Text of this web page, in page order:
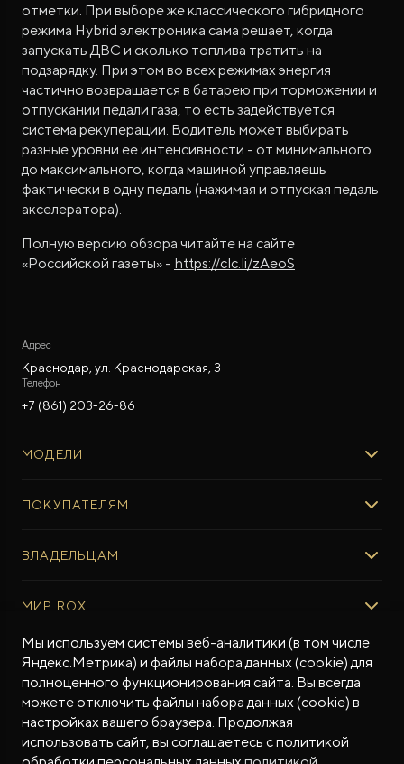
отметки. При выборе же классического гибридного
режима Hybrid электроника сама решает, когда
запускать ДВС и сколько топлива тратить на
подзарядку. При этом во всех режимах энергия
частично возвращается в батарею при торможении и
отпускании педали газа, то есть задействуется
система рекуперации. Водитель может выбирать
разные уровни ее интенсивности - от минимального
до максимального, когда машиной управляешь
фактически в одну педаль (нажимая и отпуская педаль
акселератора).
Полную версию обзора читайте на сайте
«Российской газеты» - https://clc.li/zAeoS
Адрес
Краснодар, ул. Краснодарская, 3
Телефон
+7 (861) 203-26-86
МОДЕЛИ
ROX ADAMAS
ПОКУПАТЕЛЯМ
Авто в наличии
Тест-драйв
Специальные предложения
ФИНАНСЫ И УСЛУГИ
Финансовые программы
Рассчитать кредит
Трейд-ин
Калькулятор трейд-ин
ВЛАДЕЛЬЦАМ
Сервис ROX
Регламент ТО
Программное обеспечение
ПОДДЕРЖКА
Гарантия производителя
Контракт гарантийной поддержки
Помощь на дорогах
МИР ROX
О БРЕНДЕ
Бренд ROX
Дизайн Pininfarina
СМИ о нас
МЫ В СОЦСЕТЯХ
Мы используем системы веб-аналитики (в том числе
Яндекс.Метрика) и файлы набора данных (cookie) для
полноценного функционирования сайта. Вы всегда
можете отключить файлы набора данных (cookie) в
настройках вашего браузера. Продолжая
использовать сайт, вы соглашаетесь с политикой